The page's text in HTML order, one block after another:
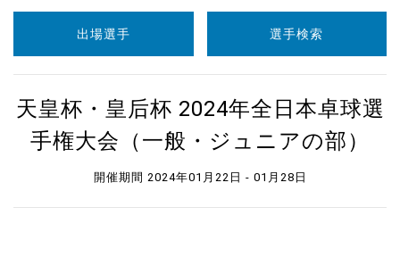
出場選手 選手検索
天皇杯・皇后杯 2024年全日本卓球選
手権大会（一般・ジュニアの部）
開催期間 2024年01月22日 - 01月28日